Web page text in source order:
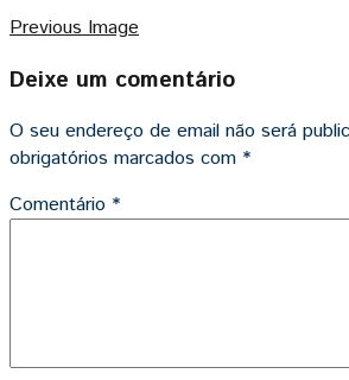
Previous Image
Deixe um comentário
O seu endereço de email não será
obrigatórios marcados com *
Comentário *